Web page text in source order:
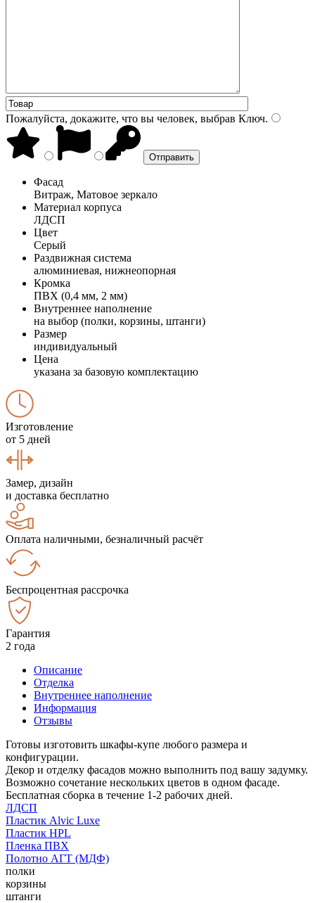
Пожалуйста, докажите, что вы человек, выбрав Ключ.
Фасад
Витраж, Матовое зеркало
Материал корпуса
ЛДСП
Цвет
Серый
Раздвижная система
алюминиевая, нижнеопорная
Кромка
ПВХ (0,4 мм, 2 мм)
Внутреннее наполнение
на выбор (полки, корзины, штанги)
Размер
индивидуальный
Цена
указана за базовую комплектацию
Изготовление
от 5 дней
Замер, дизайн
и доставка бесплатно
Оплата наличными, безналичный расчёт
Беспроцентная рассрочка
Гарантия
2 года
Описание
Отделка
Внутреннее наполнение
Информация
Отзывы
Готовы изготовить шкафы-купе любого размера и
конфигурации.
Декор и отделку фасадов можно выполнить под вашу задумку.
Возможно сочетание нескольких цветов в одном фасаде.
Бесплатная сборка в течение 1-2 рабочих дней.
ЛДСП
Пластик Alvic Luxe
Пластик HPL
Пленка ПВХ
Полотно АГТ (МДФ)
полки
корзины
штанги